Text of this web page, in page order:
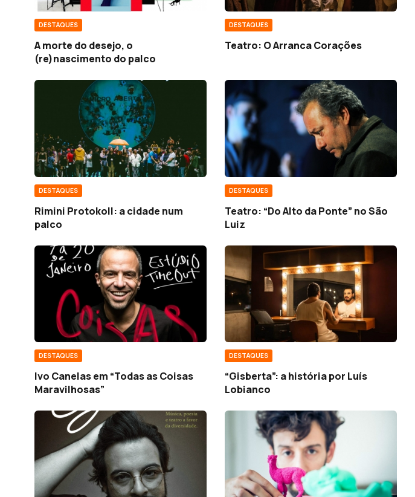
DESTAQUES
A morte do desejo, o
(re)nascimento do palco
DESTAQUES
Teatro: O Arranca Corações
DESTAQUES
Rimini Protokoll: a cidade num
palco
DESTAQUES
Teatro: “Do Alto da Ponte” no São
Luiz
DESTAQUES
Ivo Canelas em “Todas as Coisas
Maravilhosas”
DESTAQUES
“Gisberta”: a história por Luís
Lobianco